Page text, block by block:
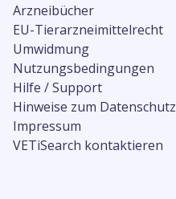
Arzneibücher
EU-Tierarzneimittelrecht
Umwidmung
Nutzungsbedingungen
Hilfe / Support
Hinweise zum Datenschutz
Impressum
VETiSearch kontaktieren